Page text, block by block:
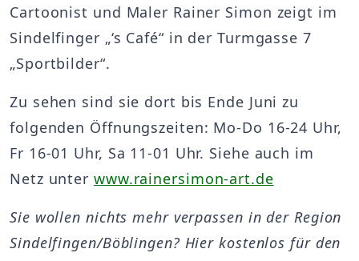
Cartoonist und Maler Rainer Simon zeigt im
Sindelfinger „‘s Café“ in der Turmgasse 7
„Sportbilder“.
Zu sehen sind sie dort bis Ende Juni zu
folgenden Öffnungszeiten: Mo-Do 16-24 Uhr,
Fr 16-01 Uhr, Sa 11-01 Uhr. Siehe auch im
Netz unter www.rainersimon-art.de
Sie wollen nichts mehr verpassen in der Region
Sindelfingen/Böblingen? Hier kostenlos für den